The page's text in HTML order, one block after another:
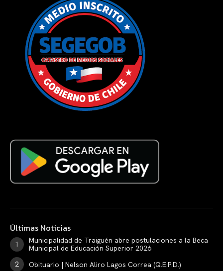
Últimas Noticias
Municipalidad de Traiguén abre postulaciones a la Beca
Municipal de Educación Superior 2026
Obituario | Nelson Aliro Lagos Correa (Q.E.P.D.)